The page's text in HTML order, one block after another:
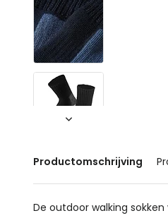
Productomschrijving
De outdoor walking